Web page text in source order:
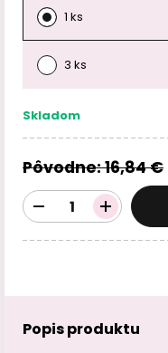
1 ks
3 ks
Skladom
Pôvodne:16,84 €
Popis produktu